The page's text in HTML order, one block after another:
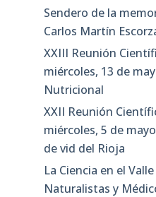
Sendero de la
Carlos Martín
XXIII Reunión
miércoles, 13 de
Nutricional
XXII Reunión
miércoles, 5 de
de vid del Rioja
La Ciencia en el
Naturalistas y